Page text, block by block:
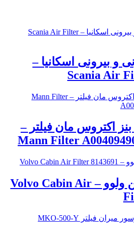
و بیرونی اسکانیا –
Scania Air
اکتروس مان فیلتر –
Mann Filter
فیلتر هوا کابین ولوو – Volvo Cabin Air